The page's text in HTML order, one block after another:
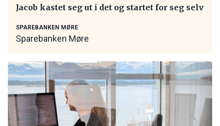
Jacob kastet seg ut i det og startet for seg selv
SPAREBANKEN MØRE
Sparebanken Møre